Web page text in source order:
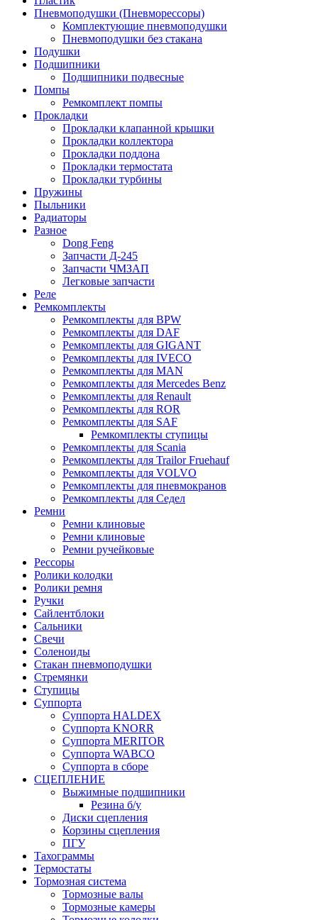
Пневмоподушки (Пневморессоры)
Комплектующие пневмоподушки
Пневмоподушки без стакана
Подушки
Подшипники
Подшипники подвесные
Помпы
Ремкомплект помпы
Прокладки
Прокладки клапанной крышки
Прокладки коллектора
Прокладки поддона
Прокладки термостата
Прокладки турбины
Пружины
Пыльники
Радиаторы
Разное
Dong Feng
Запчасти Д-245
Запчасти ЧМЗАП
Легковые запчасти
Реле
Ремкомплекты
Ремкомплекты для BPW
Ремкомплекты для DAF
Ремкомплекты для GIGANT
Ремкомплекты для IVECO
Ремкомплекты для MAN
Ремкомплекты для Mercedes Benz
Ремкомплекты для Renault
Ремкомплекты для ROR
Ремкомплекты для SAF
Ремкомплекты ступицы
Ремкомплекты для Scania
Ремкомплекты для Trailor Fruehauf
Ремкомплекты для VOLVO
Ремкомплекты для пневмокранов
Ремкомплекты для Седел
Ремни
Ремни клиновые
Ремни клиновые
Ремни ручейковые
Рессоры
Ролики колодки
Ролики ремня
Ручки
Сайлентблоки
Сальники
Свечи
Соленоиды
Стакан пневмоподушки
Стремянки
Ступицы
Суппорта
Суппорта HALDEX
Суппорта KNORR
Суппорта MERITOR
Суппорта WABCO
Суппорта в сборе
СЦЕПЛЕНИЕ
Выжимные подшипники
Резина б/у
Диски сцепления
Корзины сцепления
ПГУ
Тахограммы
Термостаты
Тормозная система
Тормозные валы
Тормозные камеры